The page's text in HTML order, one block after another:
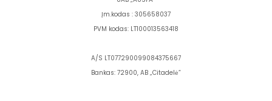
Įm.kodas : 305658037
PVM kodas: LT100013563418
A/S LT077290099084375667
Bankas: 72900, AB „Citadelė”